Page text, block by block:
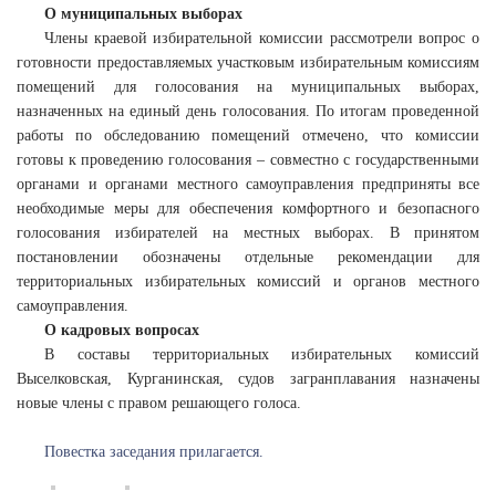
О муниципальных выборах
Члены краевой избирательной комиссии рассмотрели вопрос о
готовности предоставляемых участковым избирательным комиссиям
помещений для голосования на муниципальных выборах,
назначенных на единый день голосования. По итогам проведенной
работы по обследованию помещений отмечено, что комиссии
готовы к проведению голосования – совместно с государственными
органами и органами местного самоуправления предприняты все
необходимые меры для обеспечения комфортного и безопасного
голосования избирателей на местных выборах. В принятом
постановлении обозначены отдельные рекомендации для
территориальных избирательных комиссий и органов местного
самоуправления.
О кадровых вопросах
В составы территориальных избирательных комиссий
Выселковская, Курганинская, судов загранплавания назначены
новые члены с правом решающего голоса.
Повестка заседания прилагается.